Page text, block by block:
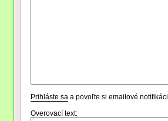
Prihláste sa a povoľte si emailové
Overovací text: